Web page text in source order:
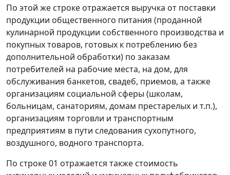
По этой же строке отражается выручка от поставки
продукции общественного питания (проданной
кулинарной продукции собственного производства и
покупных товаров, готовых к потреблению без
дополнительной обработки) по заказам
потребителей на рабочие места, на дом, для
обслуживания банкетов, свадеб, приемов, а также
организациям социальной сферы (школам,
больницам, санаториям, домам престарелых и т.п.),
организациям торговли и транспортным
предприятиям в пути следования сухопутного,
воздушного, водного транспорта.
По строке 01 отражается также стоимость